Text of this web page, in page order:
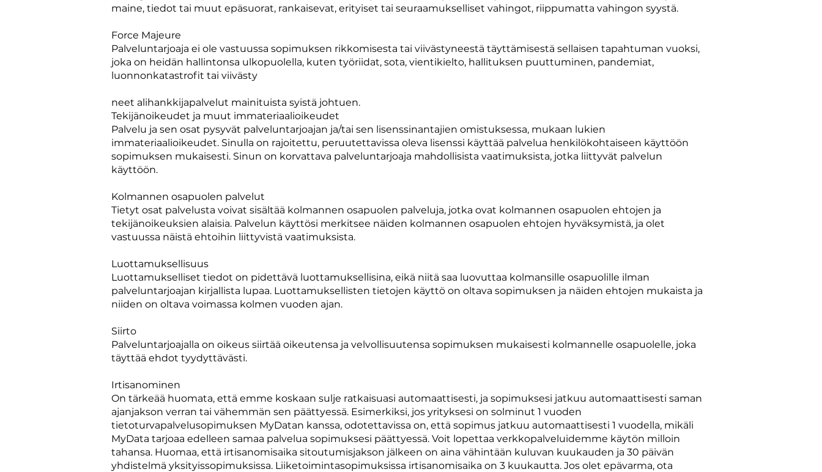
maine, tiedot tai muut epäsuorat, rankaisevat, erityiset tai seuraamukselliset vahingot, riippumatta vahingon syystä.
Force Majeure
Palveluntarjoaja ei ole vastuussa sopimuksen rikkomisesta tai viivästyneestä täyttämisestä sellaisen tapahtuman vuoksi,
joka on heidän hallintonsa ulkopuolella, kuten työriidat, sota, vientikielto, hallituksen puuttuminen, pandemiat,
luonnonkatastrofit tai viivästy
neet alihankkijapalvelut mainituista syistä johtuen.
Tekijänoikeudet ja muut immateriaalioikeudet
Palvelu ja sen osat pysyvät palveluntarjoajan ja/tai sen lisenssinantajien omistuksessa, mukaan lukien
immateriaalioikeudet. Sinulla on rajoitettu, peruutettavissa oleva lisenssi käyttää palvelua henkilökohtaiseen käyttöön
sopimuksen mukaisesti. Sinun on korvattava palveluntarjoaja mahdollisista vaatimuksista, jotka liittyvät palvelun
käyttöön.
Kolmannen osapuolen palvelut
Tietyt osat palvelusta voivat sisältää kolmannen osapuolen palveluja, jotka ovat kolmannen osapuolen ehtojen ja
tekijänoikeuksien alaisia. Palvelun käyttösi merkitsee näiden kolmannen osapuolen ehtojen hyväksymistä, ja olet
vastuussa näistä ehtoihin liittyvistä vaatimuksista.
Luottamuksellisuus
Luottamukselliset tiedot on pidettävä luottamuksellisina, eikä niitä saa luovuttaa kolmansille osapuolille ilman
palveluntarjoajan kirjallista lupaa. Luottamuksellisten tietojen käyttö on oltava sopimuksen ja näiden ehtojen mukaista ja
niiden on oltava voimassa kolmen vuoden ajan.
Siirto
Palveluntarjoajalla on oikeus siirtää oikeutensa ja velvollisuutensa sopimuksen mukaisesti kolmannelle osapuolelle, joka
täyttää ehdot tyydyttävästi.
Irtisanominen
On tärkeää huomata, että emme koskaan sulje ratkaisuasi automaattisesti, ja sopimuksesi jatkuu automaattisesti saman
ajanjakson verran tai vähemmän sen päättyessä. Esimerkiksi, jos yrityksesi on solminut 1 vuoden
tietoturvapalvelusopimuksen MyDatan kanssa, odotettavissa on, että sopimus jatkuu automaattisesti 1 vuodella, mikäli
MyData tarjoaa edelleen samaa palvelua sopimuksesi päättyessä. Voit lopettaa verkkopalveluidemme käytön milloin
tahansa. Huomaa, että irtisanomisaika sitoutumisjakson jälkeen on aina vähintään kuluvan kuukauden ja 30 päivän
yhdistelmä yksityissopimuksissa. Liiketoimintasopimuksissa irtisanomisaika on 3 kuukautta. Jos olet epävarma, ota